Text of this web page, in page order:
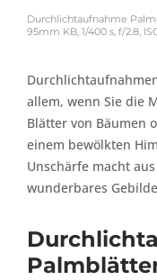
Durchlichtaufnahme
95mm KB, 1/400 s, f/2.8,
allem, wenn Sie die
Blätter von Bäumen
einem bewölkten
Unschärfe macht
wunderbares